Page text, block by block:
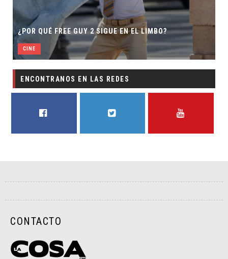
¿POR QUÉ FREE GUY 2 SIGUE EN EL LIMBO?
CINE
ENCONTRANOS EN LAS REDES
CONTACTO